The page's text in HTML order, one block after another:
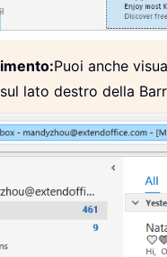
Puoi anche
lato destro della